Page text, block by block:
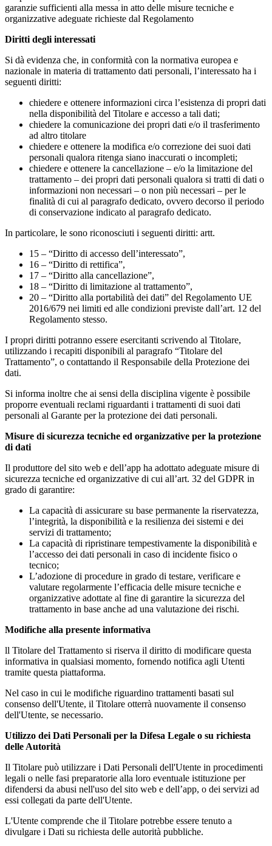
garanzie sufficienti alla messa in atto delle misure tecniche e
organizzative adeguate richieste dal Regolamento
Diritti degli interessati
Si dà evidenza che, in conformità con la normativa europea e
nazionale in materia di trattamento dati personali, l’interessato ha i
seguenti diritti:
chiedere e ottenere informazioni circa l’esistenza di propri dati
nella disponibilità del Titolare e accesso a tali dati;
chiedere la comunicazione dei propri dati e/o il trasferimento
ad altro titolare
chiedere e ottenere la modifica e/o correzione dei suoi dati
personali qualora ritenga siano inaccurati o incompleti;
chiedere e ottenere la cancellazione – e/o la limitazione del
trattamento – dei propri dati personali qualora si tratti di dati o
informazioni non necessari – o non più necessari – per le
finalità di cui al paragrafo dedicato, ovvero decorso il periodo
di conservazione indicato al paragrafo dedicato.
In particolare, le sono riconosciuti i seguenti diritti: artt.
15 – “Diritto di accesso dell’interessato”,
16 – “Diritto di rettifica”,
17 – “Diritto alla cancellazione”,
18 – “Diritto di limitazione al trattamento”,
20 – “Diritto alla portabilità dei dati” del Regolamento UE
2016/679 nei limiti ed alle condizioni previste dall’art. 12 del
Regolamento stesso.
I propri diritti potranno essere esercitanti scrivendo al Titolare,
utilizzando i recapiti disponibili al paragrafo “Titolare del
Trattamento”, o contattando il Responsabile della Protezione dei
dati.
Si informa inoltre che ai sensi della disciplina vigente è possibile
proporre eventuali reclami riguardanti i trattamenti di suoi dati
personali al Garante per la protezione dei dati personali.
Misure di sicurezza tecniche ed organizzative per la protezione
di dati
Il produttore del sito web e dell’app ha adottato adeguate misure di
sicurezza tecniche ed organizzative di cui all’art. 32 del GDPR in
grado di garantire:
La capacità di assicurare su base permanente la riservatezza,
l’integrità, la disponibilità e la resilienza dei sistemi e dei
servizi di trattamento;
La capacità di ripristinare tempestivamente la disponibilità e
l’accesso dei dati personali in caso di incidente fisico o
tecnico;
L’adozione di procedure in grado di testare, verificare e
valutare regolarmente l’efficacia delle misure tecniche e
organizzative adottate al fine di garantire la sicurezza del
trattamento in base anche ad una valutazione dei rischi.
Modifiche alla presente informativa
ll Titolare del Trattamento si riserva il diritto di modificare questa
informativa in qualsiasi momento, fornendo notifica agli Utenti
tramite questa piattaforma.
Nel caso in cui le modifiche riguardino trattamenti basati sul
consenso dell'Utente, il Titolare otterrà nuovamente il consenso
dell'Utente, se necessario.
Utilizzo dei Dati Personali per la Difesa Legale o su richiesta
delle Autorità
Il Titolare può utilizzare i Dati Personali dell'Utente in procedimenti
legali o nelle fasi preparatorie alla loro eventuale istituzione per
difendersi da abusi nell'uso del sito web e dell’app, o dei servizi ad
essi collegati da parte dell'Utente.
L'Utente comprende che il Titolare potrebbe essere tenuto a
divulgare i Dati su richiesta delle autorità pubbliche.